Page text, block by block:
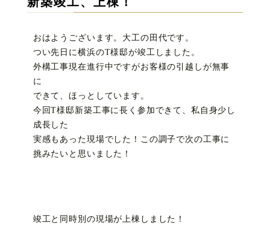
おはようございます。大工の田代です。
つい先日に横浜のT様邸が竣工しました。
外構工事現在進行中ですがお客様の引越しが無事
に
できて、ほっとしています。
今回T様邸新築工事に長く参加できて、私自身少し
成長した
実感もあった現場でした！この調子で次の工事に
挑みたいと思いました！
竣工と同時別の現場が上棟しました！